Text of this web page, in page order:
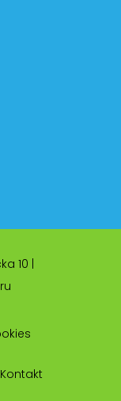
10 |
Kontakt